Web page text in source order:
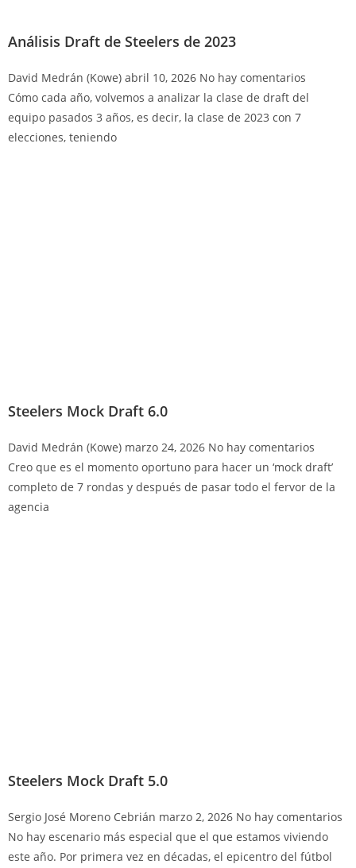
Análisis Draft de Steelers de 2023
David Medrán (Kowe) abril 10, 2026 No hay comentarios
Cómo cada año, volvemos a analizar la clase de draft del
equipo pasados 3 años, es decir, la clase de 2023 con 7
elecciones, teniendo
Steelers Mock Draft 6.0
David Medrán (Kowe) marzo 24, 2026 No hay comentarios
Creo que es el momento oportuno para hacer un ‘mock draft’
completo de 7 rondas y después de pasar todo el fervor de la
agencia
Steelers Mock Draft 5.0
Sergio José Moreno Cebrián marzo 2, 2026 No hay comentarios
No hay escenario más especial que el que estamos viviendo
este año. Por primera vez en décadas, el epicentro del fútbol